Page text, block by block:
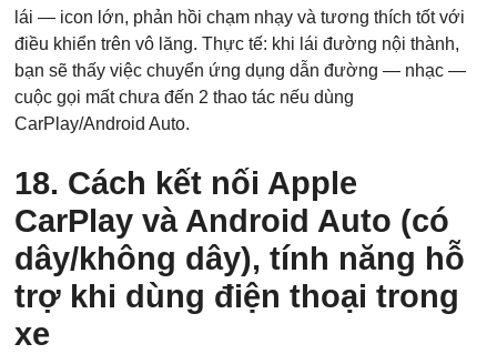
lái — icon lớn, phản hồi chạm nhạy và tương thích tốt với
điều khiển trên vô lăng. Thực tế: khi lái đường nội thành,
bạn sẽ thấy việc chuyển ứng dụng dẫn đường — nhạc —
cuộc gọi mất chưa đến 2 thao tác nếu dùng
CarPlay/Android Auto.
18. Cách kết nối Apple
CarPlay và Android Auto (có
dây/không dây), tính năng hỗ
trợ khi dùng điện thoại trong
xe